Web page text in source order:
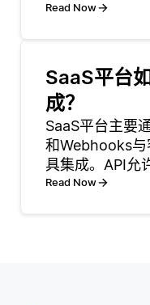
种变体。与使用
下降不同，SGD
一次仅使用单个
或几个数据点更
新模型的权重，
从而导致更快的
更新和更快的收
敛。 虽然这在梯
Read Now
SaaS平台
成？
SaaS平台主要
和Webhooks与
具集成。API允
端点互相通信，
Read Now